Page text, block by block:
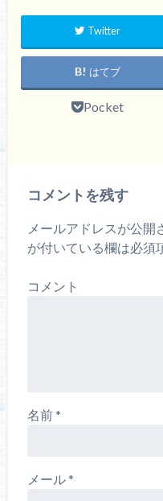
Twitter
はてブ
Pocket
コメントを残す
メールアドレスが公開
が付いている欄は必須
コメント
名前*
メール*